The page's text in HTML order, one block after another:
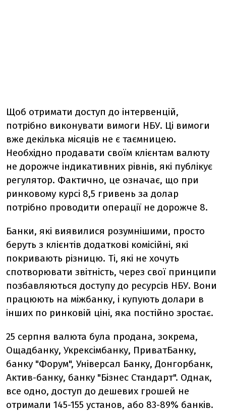
Щоб отримати доступ до інтервенцій,
потрібно виконувати вимоги НБУ. Ці вимоги
вже декілька місяців не є таємницею.
Необхідно продавати своїм клієнтам валюту
не дорожче індикативних рівнів, які публікує
регулятор. Фактично, це означає, що при
ринковому курсі 8,5 гривень за долар
потрібно проводити операції не дорожче 8.
Банки, які виявилися розумнішими, просто
беруть з клієнтів додаткові комісійні, які
покривають різницю. Ті, які не хочуть
спотворювати звітність, через свої принципи
позбавляються доступу до ресурсів НБУ. Вони
працюють на міжбанку, і купують долари в
інших по ринковій ціні, яка постійно зростає.
25 серпня валюта була продана, зокрема,
Ощадбанку, Укрексімбанку, ПриватБанку,
банку "Форум", Універсал Банку, Донгорбанк,
Актив-банку, банку "Бізнес Стандарт". Однак,
все одно, доступ до дешевих грошей не
отримали 145-155 установ, або 83-89% банків.